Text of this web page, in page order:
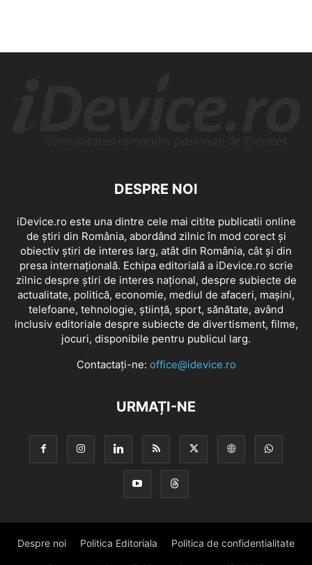
DESPRE NOI
iDevice.ro este una dintre cele mai citite publicatii online
de știri din România, abordând zilnic în mod corect și
obiectiv știri de interes larg, atât din România, cât și din
presa internațională. Echipa editorială a iDevice.ro scrie
zilnic despre știri de interes național, despre subiecte de
actualitate, politică, economie, mediul de afaceri, mașini,
telefoane, tehnologie, știință, sport, sănătate, având
inclusiv editoriale despre subiecte de divertisment, filme,
jocuri, disponibile pentru publicul larg.
Contactați-ne: office@idevice.ro
URMAȚI-NE
Despre noi Politica Editoriala Politica de confidentialitate